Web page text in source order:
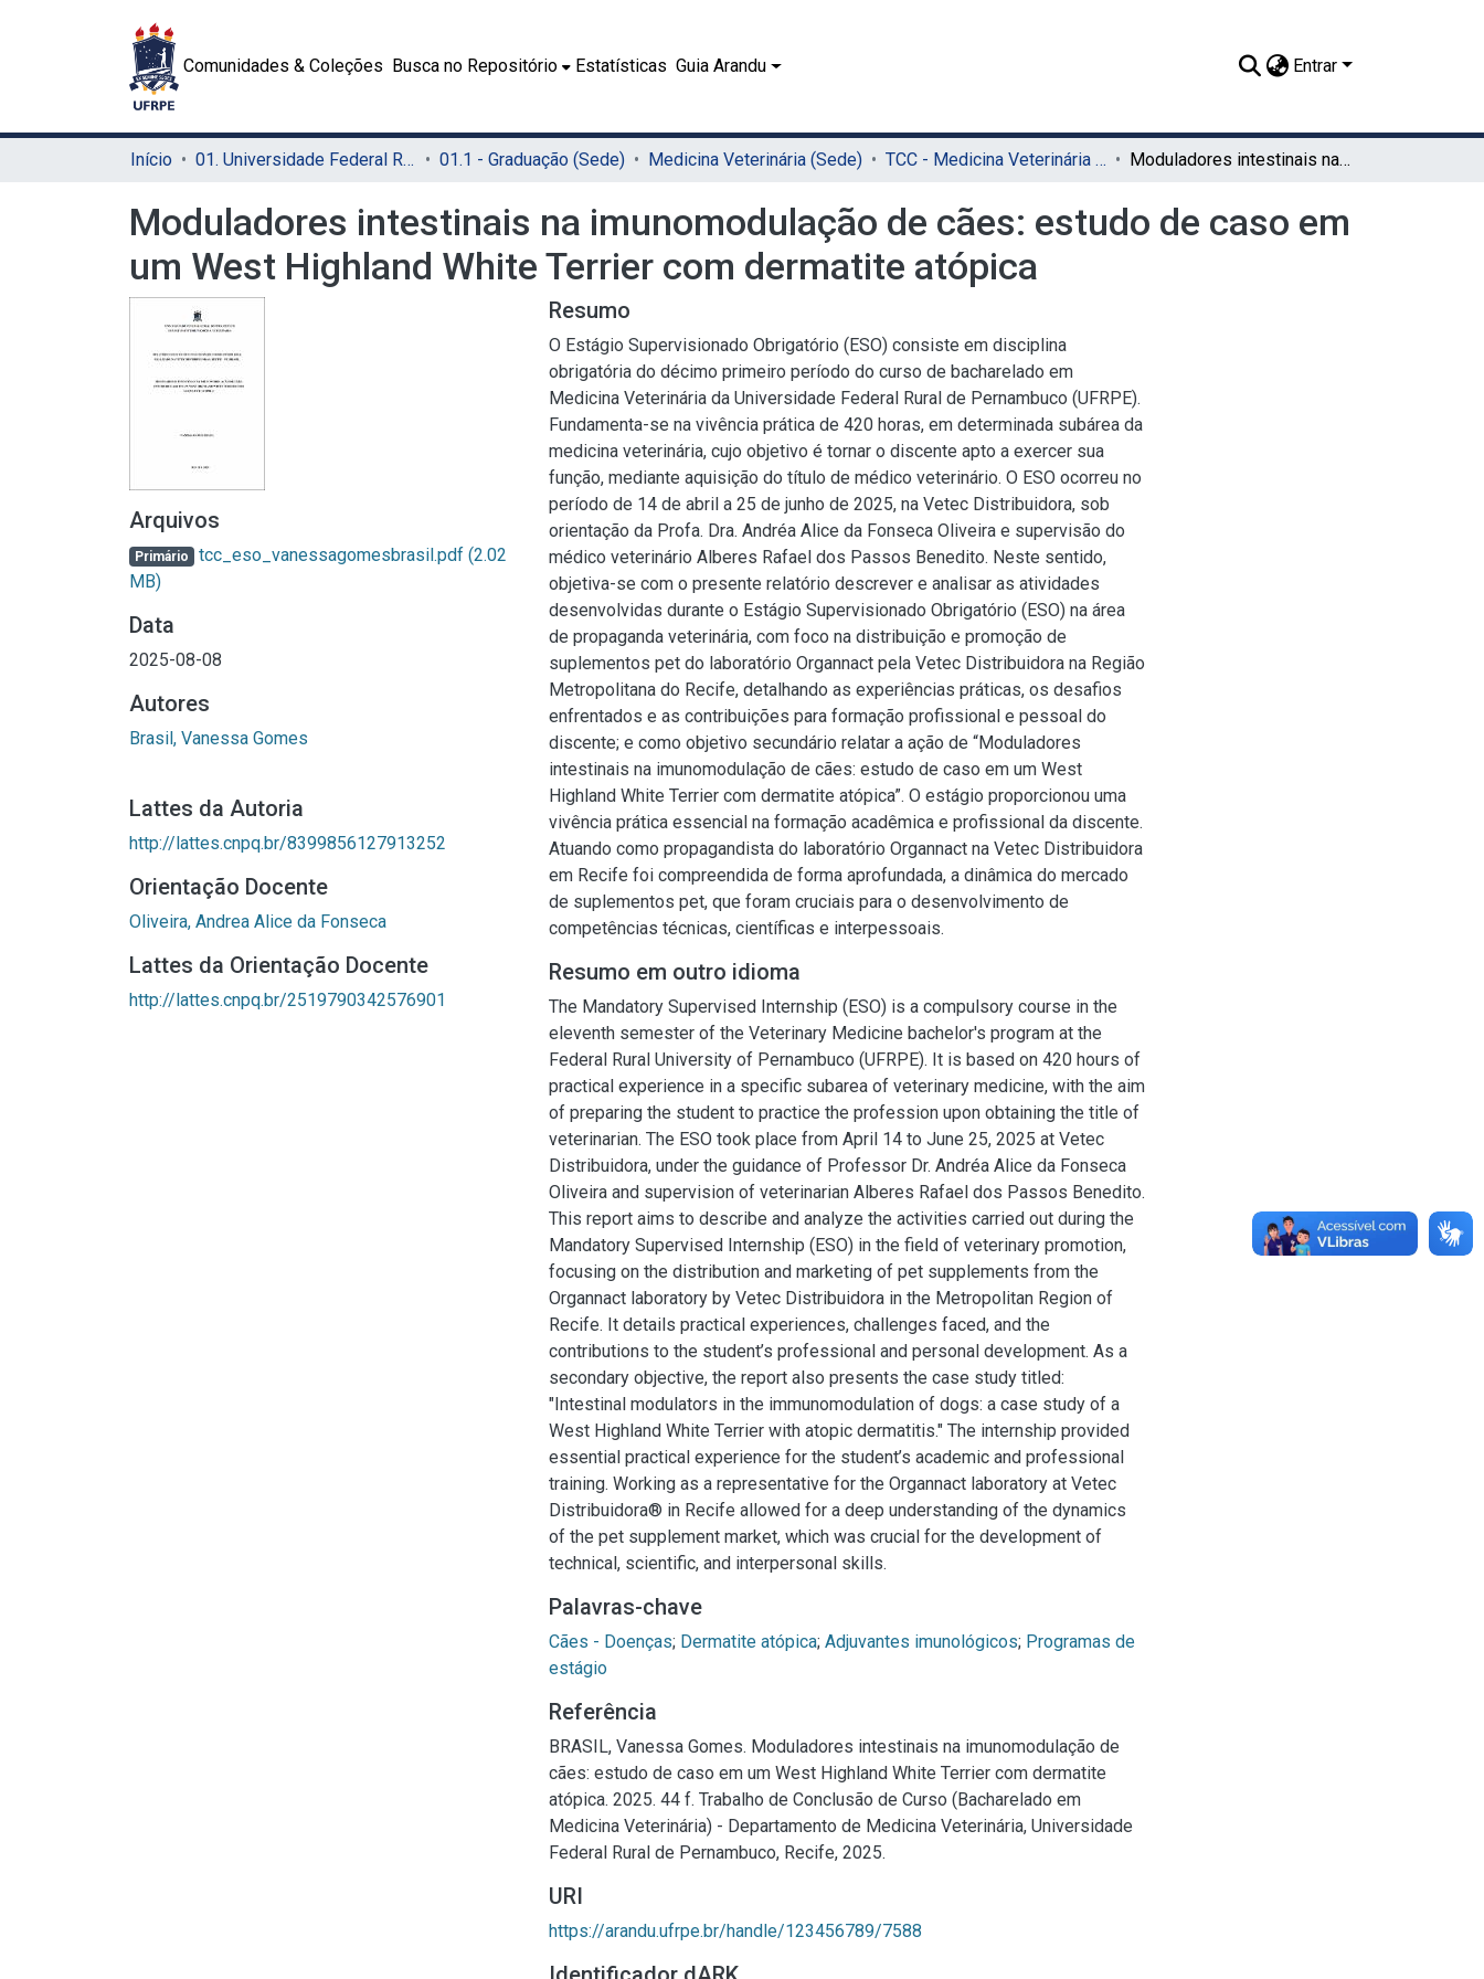
Comunidades & Coleções Busca no Repositório Estatísticas Guia Arandu Entrar
Início 01. Universidade Federal Rural de Pernambuco - UFRPE (Sede) 01.1 - Graduação (Sede) Medicina Veterinária (Sede) TCC - Medicina Veterinária (Sede) Moduladores intestinais na imunomodulação de cães: estudo de caso em um West Highland White Terrier com dermatite atópica
Moduladores intestinais na imunomodulação de cães: estudo de caso em
um West Highland White Terrier com dermatite atópica
Arquivos
Primário tcc_eso_vanessagomesbrasil.pdf (2.02
MB)
Data
2025-08-08
Autores
Brasil, Vanessa Gomes
Lattes da Autoria
http://lattes.cnpq.br/8399856127913252
Orientação Docente
Oliveira, Andrea Alice da Fonseca
Lattes da Orientação Docente
http://lattes.cnpq.br/2519790342576901
Resumo
O Estágio Supervisionado Obrigatório (ESO) consiste em disciplina
obrigatória do décimo primeiro período do curso de bacharelado em
Medicina Veterinária da Universidade Federal Rural de Pernambuco (UFRPE).
Fundamenta-se na vivência prática de 420 horas, em determinada subárea da
medicina veterinária, cujo objetivo é tornar o discente apto a exercer sua
função, mediante aquisição do título de médico veterinário. O ESO ocorreu no
período de 14 de abril a 25 de junho de 2025, na Vetec Distribuidora, sob
orientação da Profa. Dra. Andréa Alice da Fonseca Oliveira e supervisão do
médico veterinário Alberes Rafael dos Passos Benedito. Neste sentido,
objetiva-se com o presente relatório descrever e analisar as atividades
desenvolvidas durante o Estágio Supervisionado Obrigatório (ESO) na área
de propaganda veterinária, com foco na distribuição e promoção de
suplementos pet do laboratório Organnact pela Vetec Distribuidora na Região
Metropolitana do Recife, detalhando as experiências práticas, os desafios
enfrentados e as contribuições para formação profissional e pessoal do
discente; e como objetivo secundário relatar a ação de “Moduladores
intestinais na imunomodulação de cães: estudo de caso em um West
Highland White Terrier com dermatite atópica”. O estágio proporcionou uma
vivência prática essencial na formação acadêmica e profissional da discente.
Atuando como propagandista do laboratório Organnact na Vetec Distribuidora
em Recife foi compreendida de forma aprofundada, a dinâmica do mercado
de suplementos pet, que foram cruciais para o desenvolvimento de
competências técnicas, científicas e interpessoais.
Resumo em outro idioma
The Mandatory Supervised Internship (ESO) is a compulsory course in the
eleventh semester of the Veterinary Medicine bachelor's program at the
Federal Rural University of Pernambuco (UFRPE). It is based on 420 hours of
practical experience in a specific subarea of veterinary medicine, with the aim
of preparing the student to practice the profession upon obtaining the title of
veterinarian. The ESO took place from April 14 to June 25, 2025 at Vetec
Distribuidora, under the guidance of Professor Dr. Andréa Alice da Fonseca
Oliveira and supervision of veterinarian Alberes Rafael dos Passos Benedito.
This report aims to describe and analyze the activities carried out during the
Mandatory Supervised Internship (ESO) in the field of veterinary promotion,
focusing on the distribution and marketing of pet supplements from the
Organnact laboratory by Vetec Distribuidora in the Metropolitan Region of
Recife. It details practical experiences, challenges faced, and the
contributions to the student’s professional and personal development. As a
secondary objective, the report also presents the case study titled:
"Intestinal modulators in the immunomodulation of dogs: a case study of a
West Highland White Terrier with atopic dermatitis." The internship provided
essential practical experience for the student’s academic and professional
training. Working as a representative for the Organnact laboratory at Vetec
Distribuidora® in Recife allowed for a deep understanding of the dynamics
of the pet supplement market, which was crucial for the development of
technical, scientific, and interpersonal skills.
Palavras-chave
Cães - Doenças; Dermatite atópica; Adjuvantes imunológicos; Programas de
estágio
Referência
BRASIL, Vanessa Gomes. Moduladores intestinais na imunomodulação de
cães: estudo de caso em um West Highland White Terrier com dermatite
atópica. 2025. 44 f. Trabalho de Conclusão de Curso (Bacharelado em
Medicina Veterinária) - Departamento de Medicina Veterinária, Universidade
Federal Rural de Pernambuco, Recife, 2025.
URI
https://arandu.ufrpe.br/handle/123456789/7588